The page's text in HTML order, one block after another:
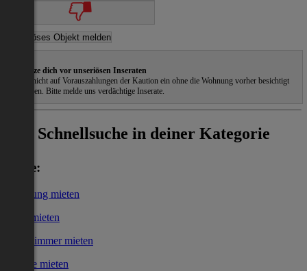
Schütze dich vor unseriösen Inseraten
Gehe nicht auf Vorauszahlungen der Kaution ein ohne die Wohnung vorher besichtigt
zu haben. Bitte melde uns verdächtige Inserate.
Schnellsuche in deiner Kategorie
Miete:
Wohnung mieten
Haus mieten
WG-Zimmer mieten
Garage mieten